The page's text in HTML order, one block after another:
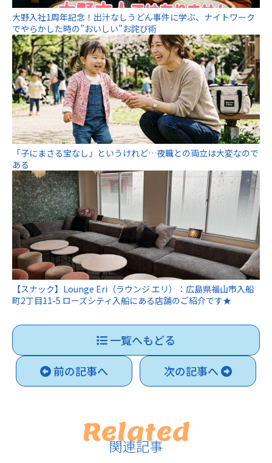
大野入社1周年記念！出汁なしうどん事件に学ぶ、ナイトワーク
でやらかした時の”おいしい”お詫び術
「子にまさる宝なし」というけれど…夜職との両立は大変なので
ある
【スナック】Lounge Eri（ラウンジ エリ）：広島県福山市入船
町2丁目11-5 ローズシティ入船にある店舗のご紹介です★
一覧へもどる
前の記事へ
次の記事へ
Related
関連記事